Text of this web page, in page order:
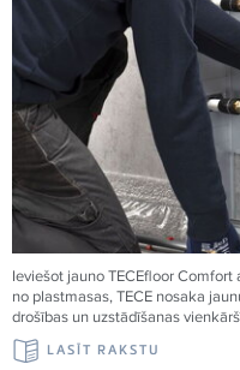
Ieviešot jaunoTECEfloor Comfort
no plastmasas,TECE nosaka
drošības un uzstādīšanas
LASĪT RAKSTU